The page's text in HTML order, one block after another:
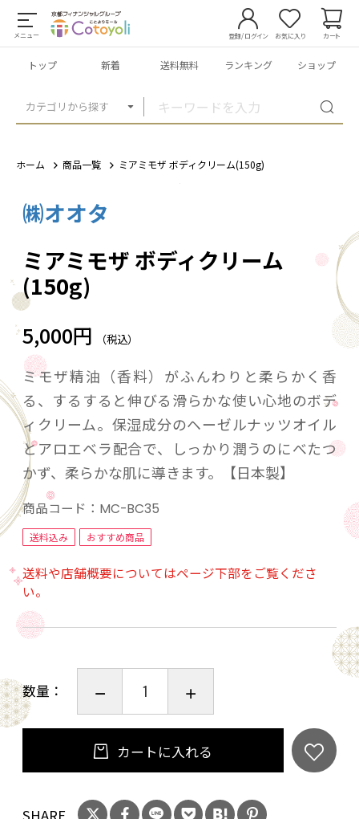
メニュー
カテゴリから探す
登録/ログイン お気に入り カート
トップ 新着 送料無料 ランキング ショップ
ホーム 商品一覧 ミアミモザ ボディクリーム(150g)
㈱オオタ
ミアミモザ ボディクリーム
(150g)
5,000円 （税込）
ミモザ精油（香料）がふんわりと柔らかく香
る、するすると伸びる滑らかな使い心地のボデ
ィクリーム。保湿成分のヘーゼルナッツオイル
とアロエベラ配合で、しっかり潤うのにべたつ
かず、柔らかな肌に導きます。【日本製】
商品コード： MC-BC35
送料込み おすすめ商品
送料や店舗概要についてはページ下部をご覧くださ
い。
数量：
カートに入れる
SHARE